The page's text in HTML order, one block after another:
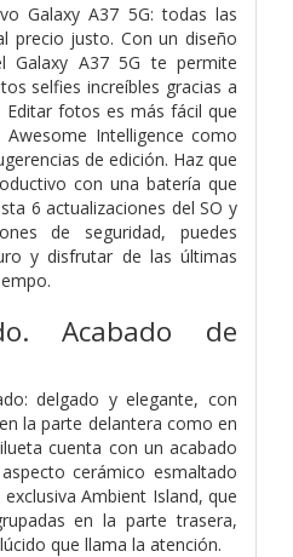
Galaxy A37 5G: todas las
precio justo. Con un diseño
Galaxy A37 5G te permite
selfies increíbles gracias a
Editar fotos es más fácil que
Intelligence como
de edición. Haz que
con una batería que
6 actualizaciones del SO y
de seguridad, puedes
y disfrutar de las últimas
Acabado de
delgado y elegante, con
la parte delantera como en
cuenta con un acabado
cerámico esmaltado
Ambient Island, que
en la parte trasera,
que llama la atención.